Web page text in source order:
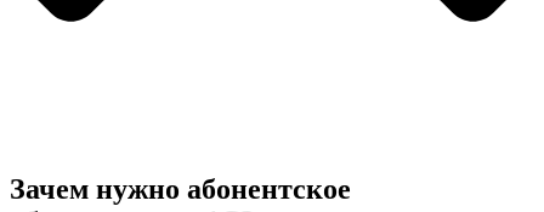
Зачем нужно абонентское